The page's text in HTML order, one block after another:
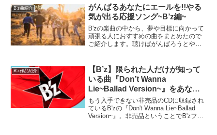
B'z曲紹介
がんばるあなたにエールを!!やる
気が出る応援ソング~B’z編~
B'zの楽曲の中から、夢や目標に向かって
頑張る人におすすめの曲をまとめたので
ご紹介します。聴けばがんばろうとやる
はチェックしてくださいね。
B'z作品紹介
【B’z】限られた人だけが知って
いる曲『Don’t Wanna
Lie~Ballad Version~』をあなた
はご存じでしょうか?
もう入手できない非売品のCDに収録され
ているB'zの『Don't Wanna Lie~Ballad
Version~』。非売品ということでB'zファ